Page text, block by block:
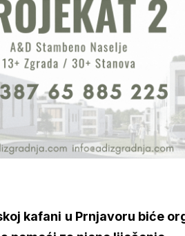
kafani u Prnjavoru biće